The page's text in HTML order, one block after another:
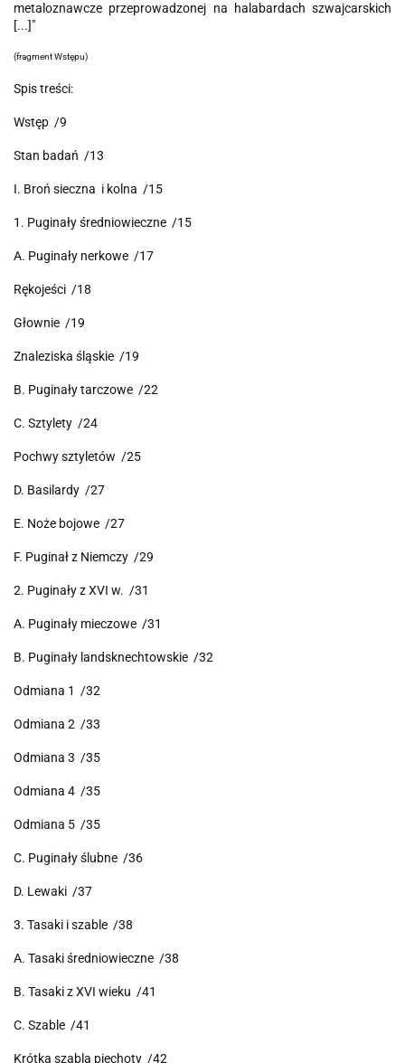
metaloznawcze przeprowadzonej na halabardach szwajcarskich
[...]"
(fragment Wstępu)
Spis treści:
Wstęp /9
Stan badań /13
I. Broń sieczna i kolna /15
1. Puginały średniowieczne /15
A. Puginały nerkowe /17
Rękojeści /18
Głownie /19
Znaleziska śląskie /19
B. Puginały tarczowe /22
C. Sztylety /24
Pochwy sztyletów /25
D. Basilardy /27
E. Noże bojowe /27
F. Puginał z Niemczy /29
2. Puginały z XVI w. /31
A. Puginały mieczowe /31
B. Puginały landsknechtowskie /32
Odmiana 1 /32
Odmiana 2 /33
Odmiana 3 /35
Odmiana 4 /35
Odmiana 5 /35
C. Puginały ślubne /36
D. Lewaki /37
3. Tasaki i szable /38
A. Tasaki średniowieczne /38
B. Tasaki z XVI wieku /41
C. Szable /41
Krótka szabla piechoty /42